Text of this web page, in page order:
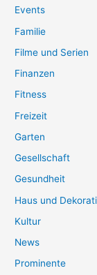
Events
Familie
Filme und Serien
Finanzen
Fitness
Freizeit
Garten
Gesellschaft
Gesundheit
Haus und
Kultur
News
Prominente